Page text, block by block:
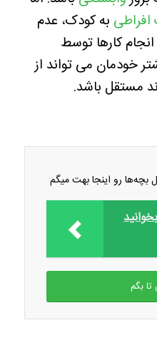
به کودک، عدم
کارها توسط
خودمان می تواند از
مستقل باشد.
بچه‌ها رو اینجا بهت میگم
بخوانید
بگم